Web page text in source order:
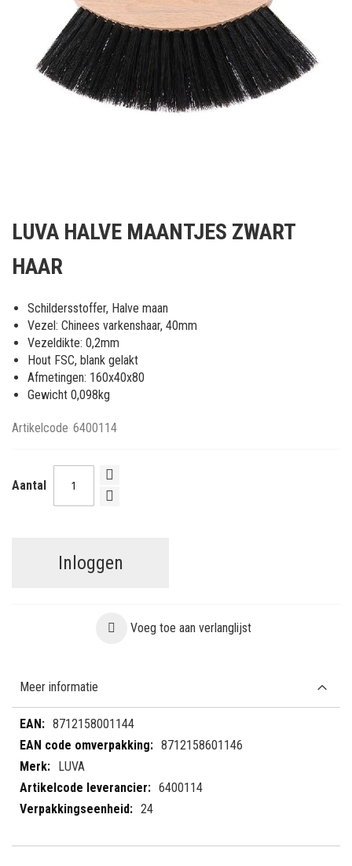
het
van
afbeeldingen-
gallerij
LUVA HALVE MAANTJES ZWART
HAAR
Schildersstoffer, Halve maan
Vezel: Chinees varkenshaar, 40mm
Vezeldikte: 0,2mm
Hout FSC, blank gelakt
Afmetingen: 160x40x80
Gewicht 0,098kg
Artikelcode 6400114
Aantal
Inloggen
Voeg toe aan verlanglijst
Meer informatie
Meer
informatie
8712158001144
8712158601146
LUVA
6400114
24